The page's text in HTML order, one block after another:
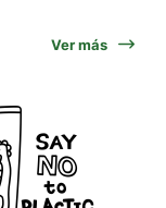
Ver más